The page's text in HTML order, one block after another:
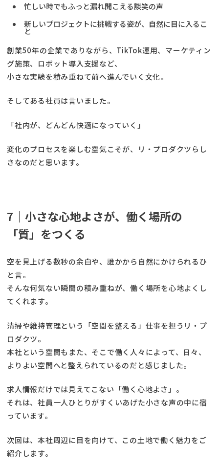
忙しい時でもふっと漏れ聞こえる談笑の声
新しいプロジェクトに挑戦する姿が、自然に目に入るこ
と
創業50年の企業でありながら、TikTok運用、マーケティン
グ施策、ロボット導入支援など、
小さな実験を積み重ねて前へ進んでいく文化。
そしてある社員は言いました。
「社内が、どんどん快適になっていく」
変化のプロセスを楽しむ空気こそが、リ・プロダクツらし
さなのだと思います。
7｜小さな心地よさが、働く場所の
「質」をつくる
空を見上げる数秒の余白や、誰かから自然にかけられるひ
と言。
そんな何気ない瞬間の積み重ねが、働く場所を心地よくし
てくれます。
清掃や維持管理という「空間を整える」仕事を担うリ・プ
ロダクツ。
本社という空間もまた、そこで働く人々によって、日々、
よりよい空間へと整えられているのだと感じました。
求人情報だけでは見えてこない「働く心地よさ」。
それは、社員一人ひとりがすくいあげた小さな声の中に宿
っています。
次回は、本社周辺に目を向けて、この土地で働く魅力をご
紹介します。